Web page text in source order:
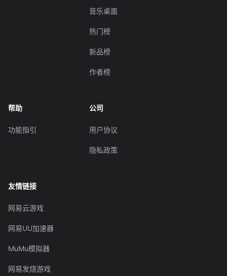
音乐桌面
热门榜
新品榜
作者榜
帮助
功能指引
公司
用户协议
隐私政策
友情链接
网易云游戏
网易UU加速器
MuMu模拟器
网易发烧游戏